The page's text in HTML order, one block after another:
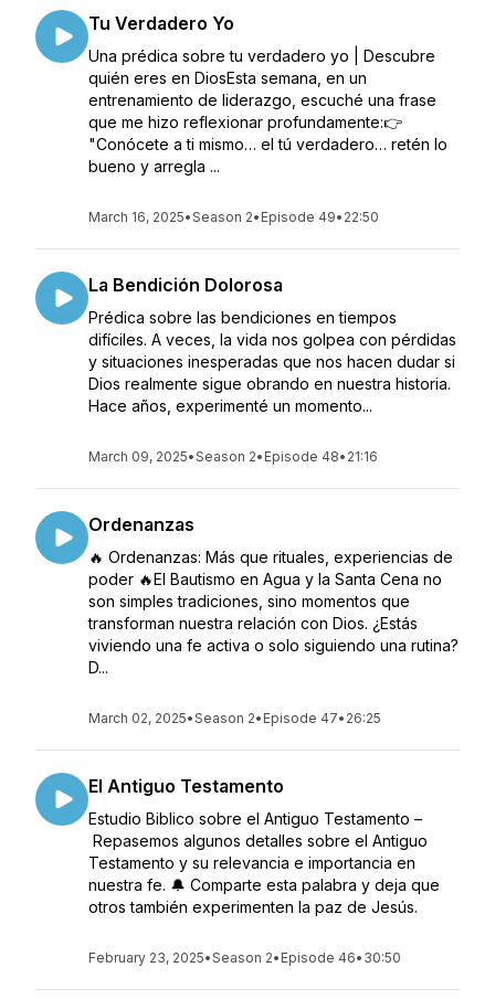
Tu Verdadero Yo
Una prédica sobre tu verdadero yo | Descubre
quién eres en DiosEsta semana, en un
entrenamiento de liderazgo, escuché una frase
que me hizo reflexionar profundamente:👉
"Conócete a ti mismo… el tú verdadero… retén lo
bueno y arregla ...
March 16, 2025•Season 2• Episode 49• 22:50
La Bendición Dolorosa
Prédica sobre las bendiciones en tiempos
difíciles. A veces, la vida nos golpea con pérdidas
y situaciones inesperadas que nos hacen dudar si
Dios realmente sigue obrando en nuestra historia.
Hace años, experimenté un momento...
March 09, 2025•Season 2• Episode 48• 21:16
Ordenanzas
🔥 Ordenanzas: Más que rituales, experiencias de
poder 🔥El Bautismo en Agua y la Santa Cena no
son simples tradiciones, sino momentos que
transforman nuestra relación con Dios. ¿Estás
viviendo una fe activa o solo siguiendo una rutina?
D...
March 02, 2025•Season 2• Episode 47• 26:25
El Antiguo Testamento
Estudio Biblico sobre el Antiguo Testamento –
Repasemos algunos detalles sobre el Antiguo
Testamento y su relevancia e importancia en
nuestra fe. 🔔 Comparte esta palabra y deja que
otros también experimenten la paz de Jesús.
February 23, 2025•Season 2• Episode 46• 30:50